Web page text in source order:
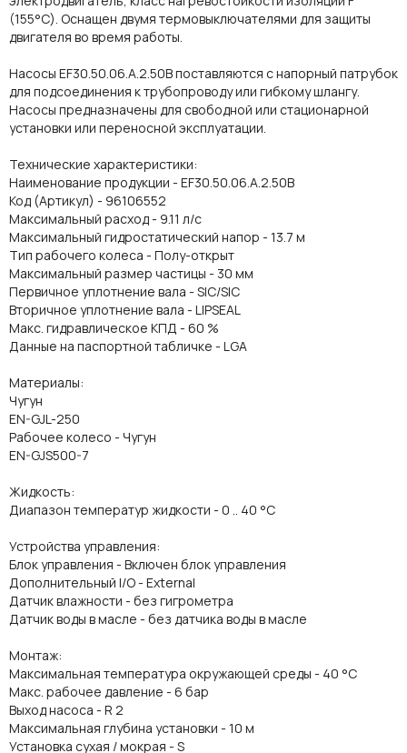
(155°С). Оснащен двумя термовыключателями для защиты
двигателя во время работы.
Насосы EF30.50.06.A.2.50B поставляются с напорный патрубок
для подсоединения к трубопроводу или гибкому шлангу.
Насосы предназначены для свободной или стационарной
установки или переносной эксплуатации.
Технические характеристики:
Наименование продукции - EF30.50.06.A.2.50B
Код (Артикул) - 96106552
Maксимальный расход - 9.11 л/с
Максимальный гидростатический напор - 13.7 м
Тип рабочего колеса - Полу-открыт
Максимальный размер частицы - 30 мм
Первичное уплотнение вала - SIC/SIC
Вторичное уплотнение вала - LIPSEAL
Макс. гидравлическое КПД - 60 %
Данные на паспортной табличке - LGA
Материалы:
Чугун
EN-GJL-250
Рабочее колесо - Чугун
EN-GJS500-7
Жидкость:
Диапазон температур жидкости - 0 .. 40 °C
Устройства управления:
Блок управления - Включен блок управления
Дополнительный I/O - External
Датчик влажности - без гигрометра
Датчик воды в масле - без датчика воды в масле
Монтаж:
Максимальная температура окружающей среды - 40 °C
Макс. рабочее давление - 6 бар
Выход насоса - R 2
Максимальная глубина установки - 10 м
Установка сухая / мокрая - S